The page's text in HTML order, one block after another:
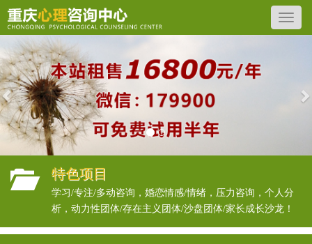
Previous
特色项目
学习/专注/多动咨询，婚恋情感/情绪，压力咨询，个人分
析，动力性团体/存在主义团体/沙盘团体/家长成长沙龙！